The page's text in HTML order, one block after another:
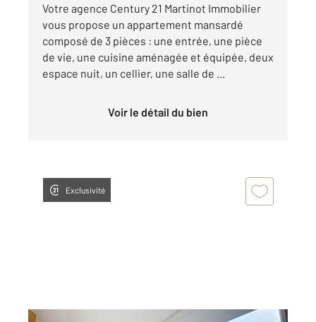
Votre agence Century 21 Martinot Immobilier
vous propose un appartement mansardé
composé de 3 pièces : une entrée, une pièce
de vie, une cuisine aménagée et équipée, deux
espace nuit, un cellier, une salle de ...
Voir le détail du bien
Exclusivité